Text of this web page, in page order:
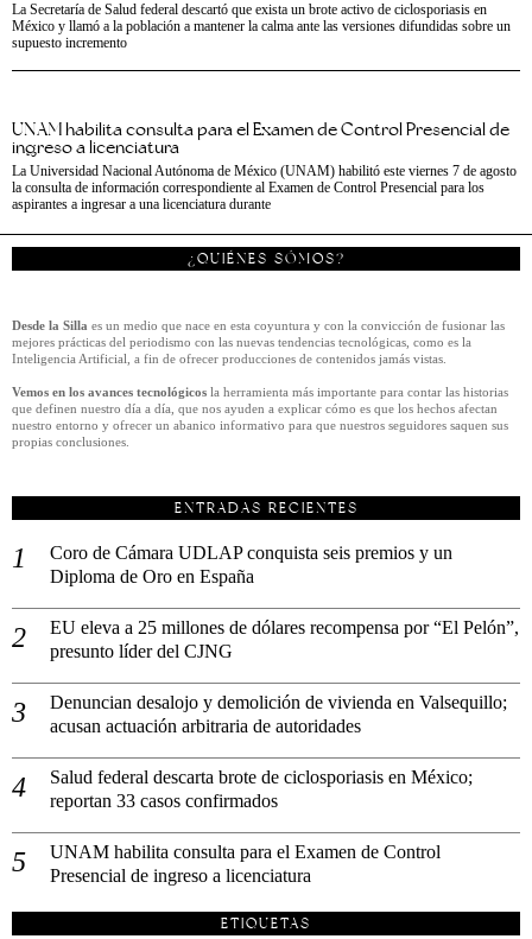
La Secretaría de Salud federal descartó que exista un brote activo de ciclosporiasis en
México y llamó a la población a mantener la calma ante las versiones difundidas sobre un
supuesto incremento
UNAM habilita consulta para el Examen de Control Presencial de
ingreso a licenciatura
La Universidad Nacional Autónoma de México (UNAM) habilitó este viernes 7 de agosto
la consulta de información correspondiente al Examen de Control Presencial para los
aspirantes a ingresar a una licenciatura durante
¿QUIÉNES SÓMOS?
Desde la Silla es un medio que nace en esta coyuntura y con la convicción de fusionar las
mejores prácticas del periodismo con las nuevas tendencias tecnológicas, como es la
Inteligencia Artificial, a fin de ofrecer producciones de contenidos jamás vistas.
Vemos en los avances tecnológicos la herramienta más importante para contar las historias
que definen nuestro día a día, que nos ayuden a explicar cómo es que los hechos afectan
nuestro entorno y ofrecer un abanico informativo para que nuestros seguidores saquen sus
propias conclusiones.
ENTRADAS RECIENTES
Coro de Cámara UDLAP conquista seis premios y un
Diploma de Oro en España
EU eleva a 25 millones de dólares recompensa por “El Pelón”,
presunto líder del CJNG
Denuncian desalojo y demolición de vivienda en Valsequillo;
acusan actuación arbitraria de autoridades
Salud federal descarta brote de ciclosporiasis en México;
reportan 33 casos confirmados
UNAM habilita consulta para el Examen de Control
Presencial de ingreso a licenciatura
ETIQUETAS